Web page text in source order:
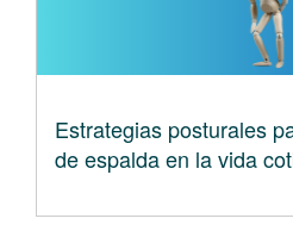
Estrategias posturales
de espalda en la vida